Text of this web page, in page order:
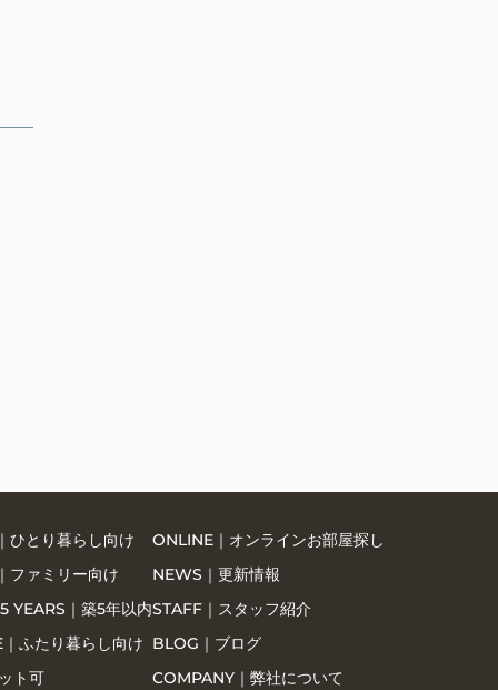
ひとり暮らし向け
ファミリー向け
YEARS｜築5年以内
ふたり暮らし向け
ト可
ONLINE｜オンラインお部屋探し
NEWS｜更新情報
STAFF｜スタッフ紹介
BLOG｜ブログ
COMPANY｜弊社について